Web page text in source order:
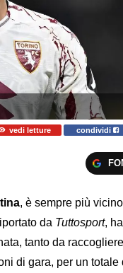
vedi letture condividi
, è sempre più
da Tuttosport, ha
tanto da
di gara, per un totale